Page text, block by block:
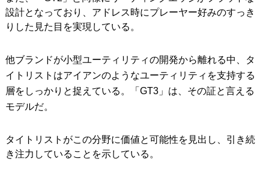
設計となっており、アドレス時にプレーヤー好みのすっき
りした見た目を実現している。
他ブランドが小型ユーティリティの開発から離れる中、タ
イトリストはアイアンのようなユーティリティを支持する
層をしっかりと捉えている。「GT3」は、その証と言える
モデルだ。
タイトリストがこの分野に価値と可能性を見出し、引き続
き注力していることを示している。